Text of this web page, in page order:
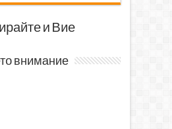
и Вие
внимание